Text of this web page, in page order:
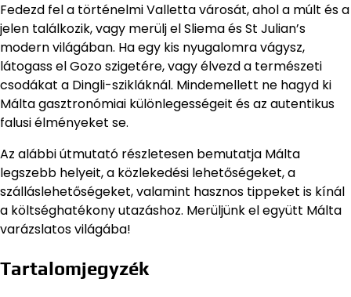
Fedezd fel a történelmi Valletta városát, ahol a múlt és a
jelen találkozik, vagy merülj el Sliema és St Julian’s
modern világában. Ha egy kis nyugalomra vágysz,
látogass el Gozo szigetére, vagy élvezd a természeti
csodákat a Dingli-szikláknál. Mindemellett ne hagyd ki
Málta gasztronómiai különlegességeit és az autentikus
falusi élményeket se.
Az alábbi útmutató részletesen bemutatja Málta
legszebb helyeit, a közlekedési lehetőségeket, a
szálláslehetőségeket, valamint hasznos tippeket is kínál
a költséghatékony utazáshoz. Merüljünk el együtt Málta
varázslatos világába!
Tartalomjegyzék